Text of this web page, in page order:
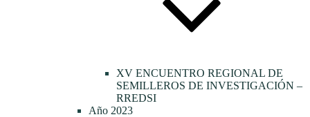
XV ENCUENTRO REGIONAL DE
SEMILLEROS DE INVESTIGACIÓN –
RREDSI
Año 2023